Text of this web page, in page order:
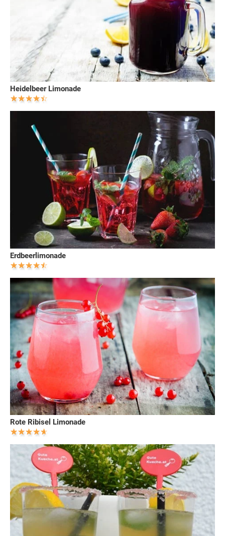
Heidelbeer Limonade
Erdbeerlimonade
Rote Ribisel Limonade